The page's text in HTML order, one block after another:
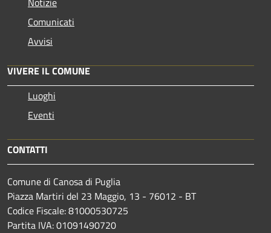
Comunicati
Avvisi
VIVERE IL COMUNE
Luoghi
Eventi
CONTATTI
Comune di Canosa di Puglia
Piazza Martiri del 23 Maggio, 13 - 76012 - BT
Codice Fiscale: 81000530725
Partita IVA: 01091490720